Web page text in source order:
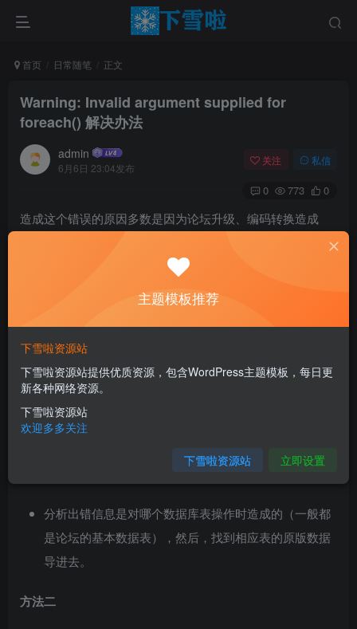
首页 日常随笔 正文
Warning: Invalid argument supplied for
foreach() 解决办法
admin
6月6日 23:04发布
关注 私信
0 773 0
造成这个错误的原因多数是因为论坛升级、编码转换造成
的！ 如果对PHP熟悉的人，可以直接找到出错的地方，分析
出错信息是对哪个数据库表操作时造成的（一般都是论坛的
基本数据表），然后，找到相应表的原版数据导进去，问题
错误提示
Warning: Invalid argument supplied for foreach() in/
分析出错信息是对哪个数据库表操作时造成的（一般都
是论坛的基本数据表），然后，找到相应表的原版数据
导进去。
方法二
主题模板推荐
下雪啦资源站
下雪啦资源站提供优质资源，包含WordPress主题模板，每日更
新各种网络资源。
下雪啦资源站
欢迎多多关注
下雪啦资源站 立即设置